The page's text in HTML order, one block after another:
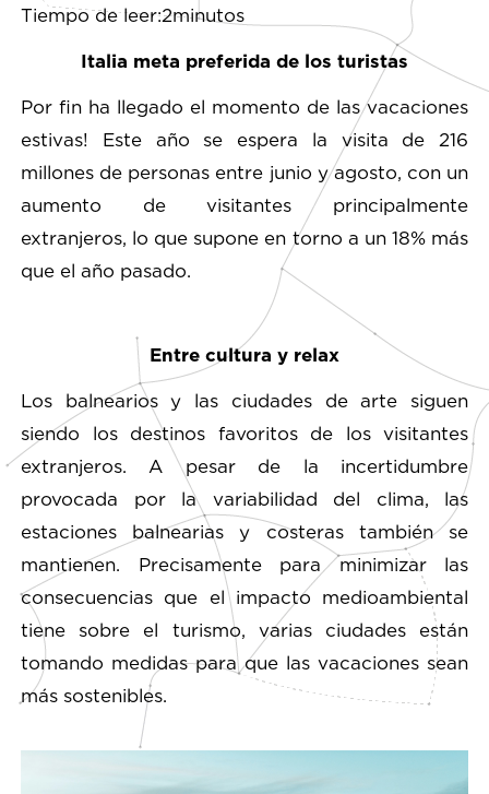
Tiempo de leer:2minutos
Italia meta preferida de los turistas
Por fin ha llegado el momento de las vacaciones
estivas! Este año se espera la visita de 216
millones de personas entre junio y agosto, con un
aumento de visitantes principalmente
extranjeros, lo que supone en torno a un 18% más
que el año pasado.
Entre cultura y relax
Los balnearios y las ciudades de arte siguen
siendo los destinos favoritos de los visitantes
extranjeros. A pesar de la incertidumbre
provocada por la variabilidad del clima, las
estaciones balnearias y costeras también se
mantienen. Precisamente para minimizar las
consecuencias que el impacto medioambiental
tiene sobre el turismo, varias ciudades están
tomando medidas para que las vacaciones sean
más sostenibles.